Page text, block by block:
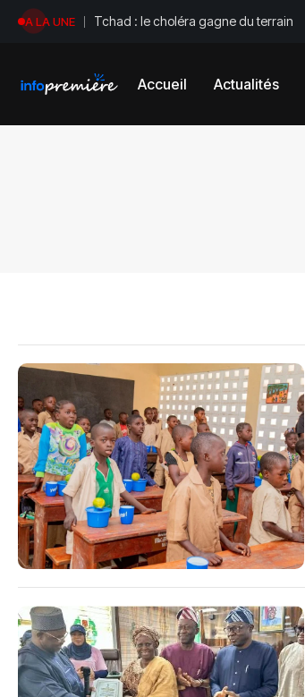
A LA UNE Tchad : le choléra gagne du terrain
Accueil Actualités